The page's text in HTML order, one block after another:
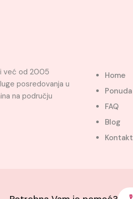
već od 2005
posredovanja u
na području
Home
Ponuda
FAQ
Blog
Kontakt